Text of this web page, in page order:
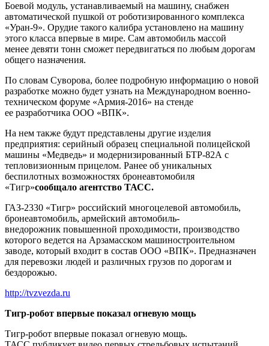
Боевой модуль, устанавливаемый на машину, снабжен
автоматической пушкой от роботизированного комплекса
«Уран-9». Орудие такого калибра установлено на машину
этого класса впервые в мире. Сам автомобиль массой
менее девяти тонн сможет передвигаться по любым дорогам
общего назначения.
По словам Суворова, более подробную информацию о новой
разработке можно будет узнать на Международном военно-
техническом форуме «Армия-2016» на стенде
ее разработчика ООО «ВПК».
На нем также будут представлены другие изделия
предприятия: серийный образец специальной полицейской
машины «Медведь» и модернизированный БТР-82А с
тепловизионным прицелом. Ранее об уникальных
беспилотных возможностях бронеавтомобиля
«Тигр»сообщало агентство ТАСС.
ГАЗ-2330 «Тигр» российский многоцелевой автомобиль,
бронеавтомобиль, армейский автомобиль-
внедорожник повышенной проходимости, производство
которого ведется на Арзамасском машиностроительном
заводе, который входит в состав ООО «ВПК». Предназначен
для перевозки людей и различных грузов по дорогам и
бездорожью.
http://tvzvezda.ru
Тигр-робот впервые показал огневую мощь
Тигр-робот впервые показал огневую мощь.